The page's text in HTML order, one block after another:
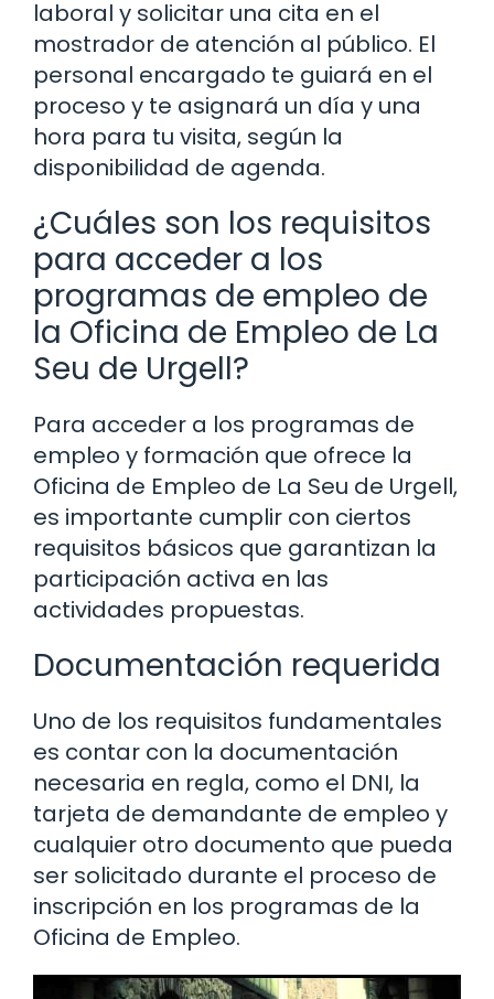
laboral y solicitar una cita en el
mostrador de atención al público. El
personal encargado te guiará en el
proceso y te asignará un día y una
hora para tu visita, según la
disponibilidad de agenda.
¿Cuáles son los requisitos
para acceder a los
programas de empleo de
la Oficina de Empleo de La
Seu de Urgell?
Para acceder a los programas de
empleo y formación que ofrece la
Oficina de Empleo de La Seu de Urgell,
es importante cumplir con ciertos
requisitos básicos que garantizan la
participación activa en las
actividades propuestas.
Documentación requerida
Uno de los requisitos fundamentales
es contar con la documentación
necesaria en regla, como el DNI, la
tarjeta de demandante de empleo y
cualquier otro documento que pueda
ser solicitado durante el proceso de
inscripción en los programas de la
Oficina de Empleo.